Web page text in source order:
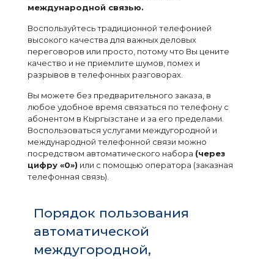
международной связью.
Воспользуйтесь традиционной телефонией
высокого качества для важных деловых
переговоров или просто, потому что Вы цените
качество и не приемлите шумов, помех и
разрывов в телефонных разговорах.
Вы можете без предварительного заказа, в
любое удобное время связаться по телефону с
абонентом в Кыргызстане и за его пределами.
Воспользоваться услугами междугородной и
международной телефонной связи можно
посредством автоматического набора (через
цифру «0») или с помощью оператора (заказная
телефонная связь).
Порядок пользования
автоматической
междугородной,